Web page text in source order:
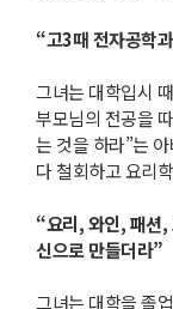
“고3때 전자공학
그녀는 대학입시
부모님의 전공을
는 것을 하라”는
다 철회하고 요리
“요리, 와인, 패션
신으로 만들더라”
그녀는 대학을 졸